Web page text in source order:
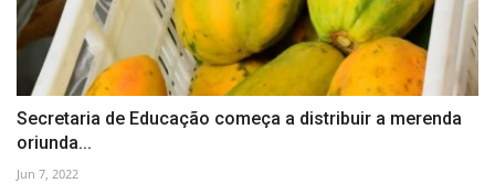
Secretaria de Educação começa a distribuir a merenda
oriunda...
Jun 7, 2022